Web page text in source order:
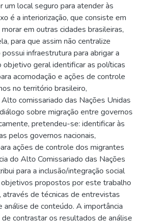
local seguro para atender às
é a interiorização, que consiste em
em outras cidades brasileiras,
para que assim não centralize
infraestrutura para abrigar a
geral identificar as políticas
acomodação e ações de controle
no território brasileiro,
comissariado das Nações Unidas
sobre migração entre governos
pretendeu-se: identificar às
pelos governos nacionais,
ações de controle dos migrantes
do Alto Comissariado das Nações
para a inclusão/integração social
propostos por este trabalho
de técnicas de entrevistas
de conteúdo. A importância
contrastar os resultados de análise